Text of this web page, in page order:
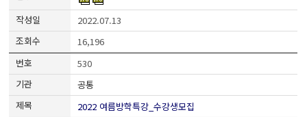
2022.07.13
16,196
530
공통
2022 여름방학특강_수강생모집